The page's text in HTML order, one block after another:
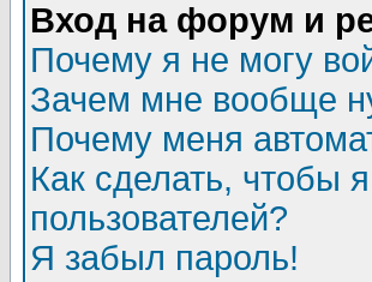
Вход на форум и
Почему я не могу
Зачем мне вообще
Почему меня
Как сделать, чтобы
пользователей?
Я забыл пароль!